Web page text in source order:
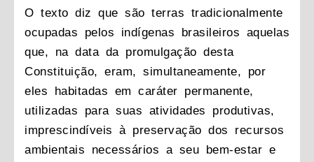
O texto diz que são terras tradicionalmente
ocupadas pelos indígenas brasileiros aquelas
que, na data da promulgação desta
Constituição, eram, simultaneamente, por
eles habitadas em caráter permanente,
utilizadas para suas atividades produtivas,
imprescindíveis à preservação dos recursos
ambientais necessários a seu bem-estar e